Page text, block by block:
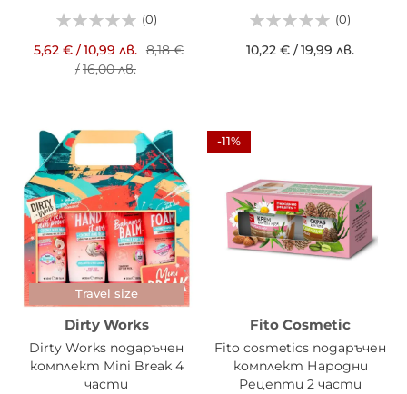
(0)
5,62 €/10,99 лв. 8,18 €
/16,00 лв.
(0)
10,22 € /19,99 лв.
Travel size
Dirty Works
Dirty Works подаръчен
комплект Mini Break 4
части
-11%
Fito Cosmetic
Fito cosmetics подаръчен
комплект Народни
Рецепти 2 части